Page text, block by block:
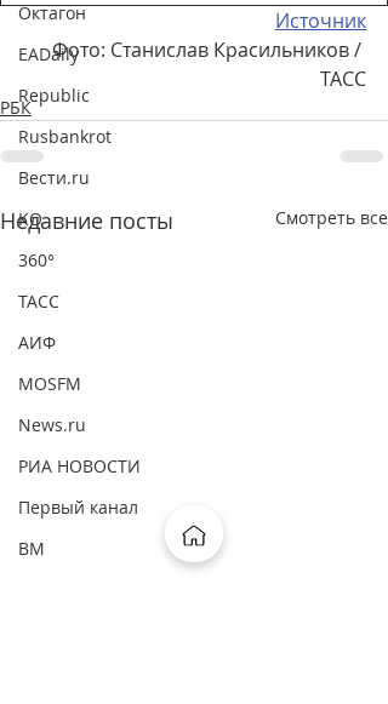
Октагон
EADaily
Republic
Rusbankrot
Вести.ru
КО
360°
ТАСС
АИФ
MOSFM
News.ru
РИА НОВОСТИ
Первый канал
ВМ
Источник
Фото: Станислав Красильников /
ТАСС
РБК
Недавние посты Смотреть все